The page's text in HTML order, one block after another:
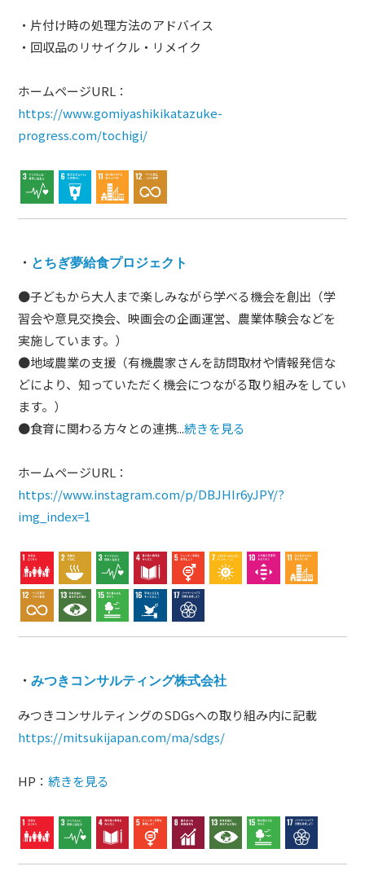
・片付け時の処理方法のアドバイス
・回収品のリサイクル・リメイク
ホームページURL：
https://www.gomiyashikikatazuke-
progress.com/tochigi/
・ とちぎ夢給食プロジェクト
●子どもから大人まで楽しみながら学べる機会を創出（学
習会や意見交換会、映画会の企画運営、農業体験会などを
実施しています。）
●地域農業の支援（有機農家さんを訪問取材や情報発信な
どにより、知っていただく機会につながる取り組みをしてい
ます。）
●食育に関わる方々との連携...続きを見る
ホームページURL：
https://www.instagram.com/p/DBJHIr6yJPY/?
img_index=1
・みつきコンサルティング株式会社
みつきコンサルティングのSDGsへの取り組み内に記載
https://mitsukijapan.com/ma/sdgs/
HP：続きを見る